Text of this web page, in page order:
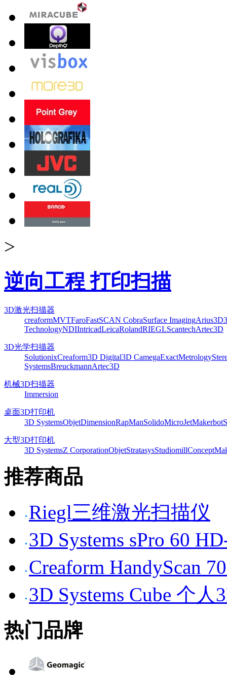
>
逆向工程 打印扫描
3D激光扫描器
creaformMVTFaroFastSCAN CobraSurface ImagingArius3D
TechnologyNDIIntricadLeicaRolandRIEGLScantechArtec3D
3D光学扫描器
SolutionixCreaform3D Digital3D CamegaExactMetrology
SystemsBreuckmannArtec3D
机械3D扫描器
Immersion
桌面3D打印机
3D SystemsObjetDimensionRapManSolidoMicroJetMakerbot
大型3D打印机
3D SystemsZ CorporationObjetStratasysStudiomillConcept
推荐商品
Riegl三维激光扫描仪
3D Systems sPro 60
Creaform HandyScan
3D Systems Cube 个人
热门品牌